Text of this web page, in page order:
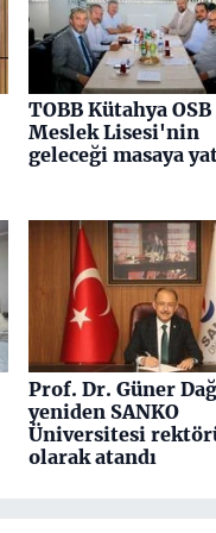
TOBB Kütahya OSB
Meslek Lisesi'nin
geleceği masaya
Prof. Dr. Güner
yeniden SANKO
Üniversitesi
olarak atandı